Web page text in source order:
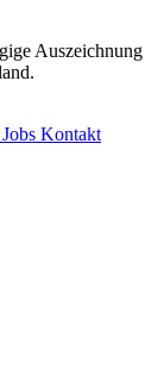
Auszeichnung
Jobs Kontakt